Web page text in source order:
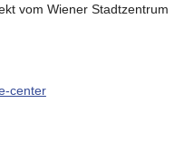
vom Wiener Stadtzentrum
center